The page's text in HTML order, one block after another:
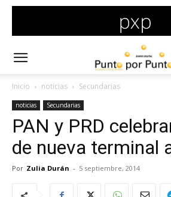
Inicio noticias Secundarias
noticias Secundarias
PAN y PRD
de nueva terminal
Por Zulia Durán - 5 septiembre, 2014